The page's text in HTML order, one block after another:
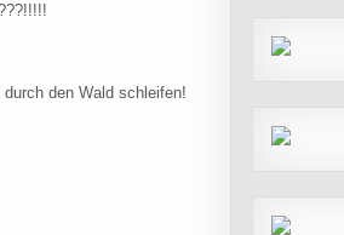
den Wald schleifen!